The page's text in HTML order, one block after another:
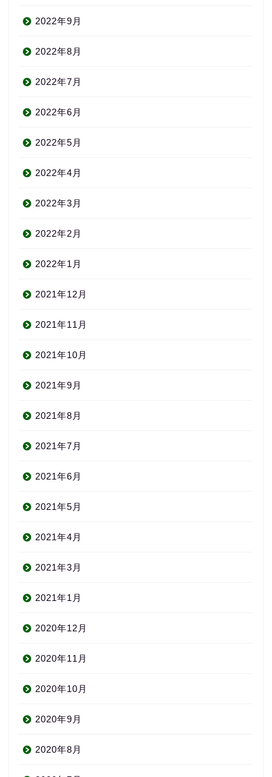
2022年9月
2022年8月
2022年7月
2022年6月
2022年5月
2022年4月
2022年3月
2022年2月
2022年1月
2021年12月
2021年11月
2021年10月
2021年9月
2021年8月
2021年7月
2021年6月
2021年5月
2021年4月
2021年3月
2021年1月
2020年12月
2020年11月
2020年10月
2020年9月
2020年8月